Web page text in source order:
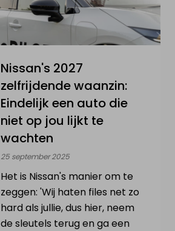
Nissan's 2027
zelfrijdende waanzin:
Eindelijk een auto die
niet op jou lijkt te
wachten
25 september 2025
Het is Nissan's manier om te
zeggen: 'Wij haten files net zo
hard als jullie, dus hier, neem
de sleutels terug en ga een